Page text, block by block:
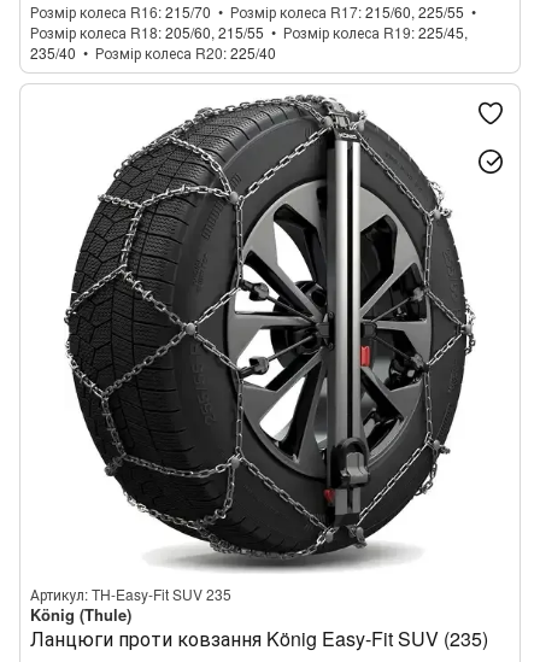
Розмір колеса R16 215/70 Розмір колеса R17 215/60, 225/55
Розмір колеса R18 205/60, 215/55 Розмір колеса R19 225/45,
235/40
Розмір колеса R20 225/40
Артикул: TH-Easy-Fit SUV 235
König (Thule)
Ланцюги проти ковзання König Easy-Fit SUV (235)